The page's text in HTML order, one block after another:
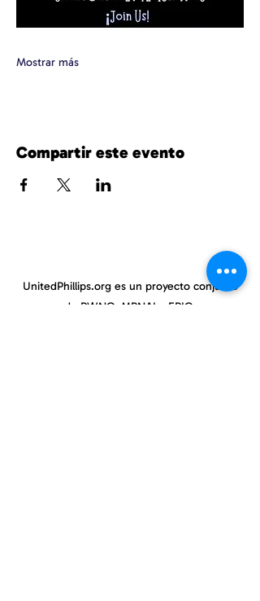
Mostrar más
Compartir este evento
UnitedPhillips.org es un proyecto conjunto
de PWNO, MPNAI y EPIC.